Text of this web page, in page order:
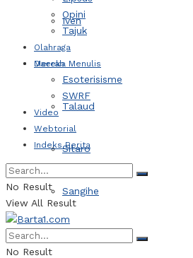
Iven
Daerah
Talaud
Sitaro
Sangihe
Opini
Tajuk
Olahraga
Mereka Menulis
Esoterisisme
SWRF
Video
Webtorial
Indeks Berita
No Result
View All Result
No Result